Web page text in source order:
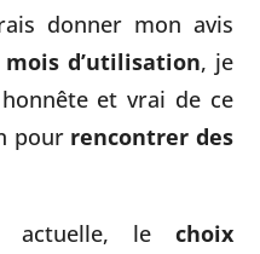
donner mon avis
d’utilisation, je
et vrai de ce
pour rencontrer des
actuelle, le choix